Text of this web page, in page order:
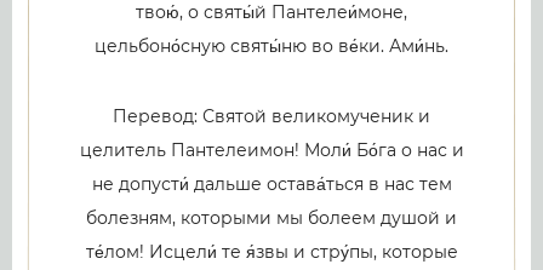
твою́, о святы́й Пантелеи́моне,
цельбоно́сную святы́ню во ве́ки. Ами́нь.
Перевод: Святой великомученик и
целитель Пантелеимон! Моли́ Бо́га о нас и
не допусти́ дальше остава́ться в нас тем
болезням, которыми мы болеем душой и
те́лом! Исцели́ те я́звы и стру́пы, которые